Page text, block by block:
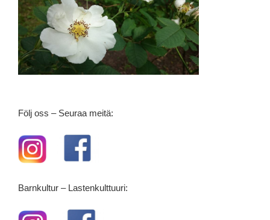
Följ oss – Seuraa meitä:
Barnkultur – Lastenkulttuuri: